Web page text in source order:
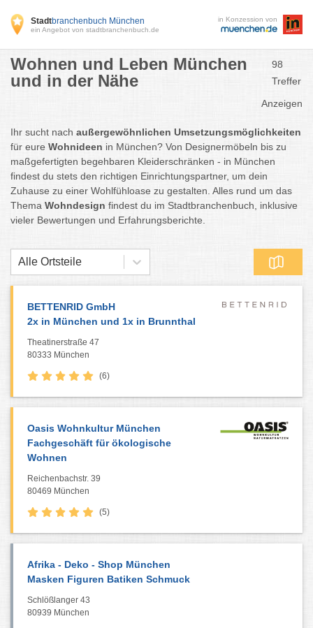
Stadtbranchenbuch München
ein Angebot von stadtbranchenbuch.de
in Konzession von
Wohnen und Leben München
und in der Nähe
98
Treffer
Anzeigen
Ihr sucht nach außergewöhnlichen Umsetzungsmöglichkeiten
für eure Wohnideen in München? Von Designermöbeln bis zu
maßgefertigten begehbaren Kleiderschränken - in München
findest du stets den richtigen Einrichtungspartner, um dein
Zuhause zu einer Wohlfühloase zu gestalten. Alles rund um das
Thema Wohndesign findest du im Stadtbranchenbuch, inklusive
vieler Bewertungen und Erfahrungsberichte.
Alle Ortsteile
BETTENRID GmbH
2x in München und 1x in Brunnthal
Theatinerstraße 47
80333 München
(6)
Oasis Wohnkultur München
Fachgeschäft für ökologische
Wohnen
Reichenbachstr. 39
80469 München
(5)
Afrika - Deko - Shop München
Masken Figuren Batiken Schmuck
Schlößlanger 43
80939 München